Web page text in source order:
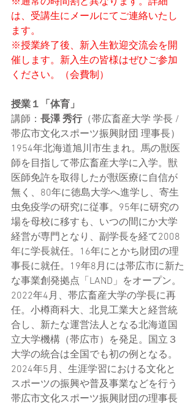
は、受講生にメールにてご連絡いたし
ます。
※授業終了後、新入生歓迎交流会を開
催します。新入生の皆様はぜひご参加
ください。（会費制）
授業１「体育」
講師： 長澤 秀行（帯広畜産大学 学長 /
帯広市文化スポーツ振興財団 理事長）
1954年北海道旭川市生まれ。馬の獣医
師を目指して帯広畜産大学に入学。獣
医師免許を取得したが獣医療に自信が
無く、80年に徳島大学へ進学し、寄生
虫免疫学の研究に従事。95年に研究の
場を母校に移すも、いつの間にか大学
経営が専門となり、副学長を経て2008
年に学長就任。16年にとかち財団の理
事長に就任。19年8月には帯広市に新た
な事業創発拠点「LAND」をオープン。
2022年4月、帯広畜産大学の学長に再
任。小樽商科大、北見工業大と経営統
合し、新たな運営法人となる北海道国
立大学機構（帯広市）を発足。国立３
大学の統合は全国でも初の例となる。
2024年5月、生涯学習における文化と
スポーツの振興や普及事業などを行う
帯広市文化スポーツ振興財団の理事長